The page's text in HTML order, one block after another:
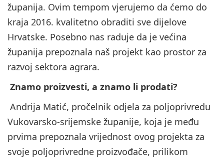
županija. Ovim tempom vjerujemo da ćemo do
kraja 2016. kvalitetno obraditi sve dijelove
Hrvatske. Posebno nas raduje da je većina
županija prepoznala naš projekt kao prostor za
razvoj sektora agrara.
Znamo proizvesti, a znamo li prodati?
Andrija Matić, pročelnik odjela za poljoprivredu
Vukovarsko-srijemske županije, koja je među
prvima prepoznala vrijednost ovog projekta za
svoje poljoprivredne proizvođače, prilikom